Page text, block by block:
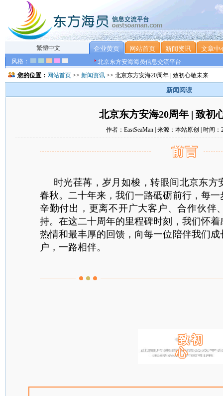
繁體中文
风格：
企业黄页 网站首页 新闻资讯 文章中
北京东方安海海员信息交流平台
您的位置： 网站首页 >> 新闻资讯 >> 北京东方安海20周年 | 致初心敬未来
新闻阅读
北京东方安海20周年 | 致初
作者：EastSeaMan | 来源：本站原创 | 时间：
前言
时光荏苒，岁月如梭，转眼间北京东方
春秋。二十年来，我们一路砥砺前行，每
辛勤付出，更离不开广大客户、合作伙伴
持。在这二十周年的里程碑时刻，我们怀
热情和最丰厚的回馈，向每一位陪伴我们
户，一路相伴。
致初
心